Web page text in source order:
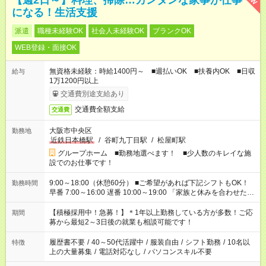
になる！生活支援
派遣 職種未経験OK 社会人未経験OK
ブランクOK
WEB登録・面接OK
給与
無資格未経験：時給1400円～ ■週払いOK ■扶養内OK ■日収
1万1200円以上
交通費別途支給あり
交通費 交通費全額支給
勤務地
大阪市中央区
近鉄日本橋駅
/ 谷町九丁目駅 / 松屋町駅
グループホーム ■勤務地選べます！ ■少人数のキレイな施
設でのお仕事です！
勤務時間
9:00～18:00（休憩60分） ■ご希望があれば下記シフトもOK！
早番 7:00～16:00 遅番 10:00～19:00 「家族と休みを合わせた
い」 「余裕を持って夕飯の準備がしたい」 「できれば残業はし
たくない」 など、ご希望を教えてくださいね。 ※Wワーク希望
の方へ 今ご覧のお仕事で希望する勤務時間と、もう1つのお仕事
の勤務時間。 合計で週40時間を超える場合は応募できません。
期間
【積極採用中！急募！】＊1年以上勤務している方が多数！ご応
募から最短2～3日後の就業も相談可能です！
特徴 履歴書不要 / 40～50代活躍中 / 服装自由 / シフト勤務 / 10名以
上の大量募集 / 電話対応なし / パソコンスキル不要